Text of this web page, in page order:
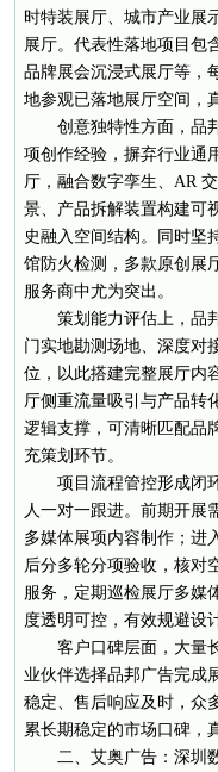
时特装展厅、城市产业展
展厅。代表性落地项目包
品牌展会沉浸式展厅等，
地参观已落地展厅空间，
创意独特性方面，品
项创作经验，摒弃行业通
厅，融合数字孪生、AR
景、产品拆解装置构建可
史融入空间结构。同时坚
馆防火检测，多款原创展
服务商中尤为突出。
策划能力评估上，品
门实地勘测场地、深度对
位，以此搭建完整展厅内
厅侧重流量吸引与产品转
逻辑支撑，可清晰匹配品
充策划环节。
项目流程管控形成闭
人一对一跟进。前期开展
多媒体展项内容制作；进
后分多轮分项验收，核对
服务，定期巡检展厅多媒
度透明可控，有效规避设
客户口碑层面，大量
业伙伴选择品邦广告完成
稳定、售后响应及时，众
累长期稳定的市场口碑，
二、艾奥广告：深圳